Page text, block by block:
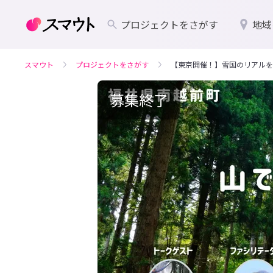
プロジェクトをさがす 地
スマウト プロジェクトをさがす 【東京開催！】雪国のリアル
募集終了